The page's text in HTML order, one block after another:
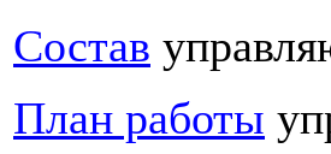
Состав
План работы